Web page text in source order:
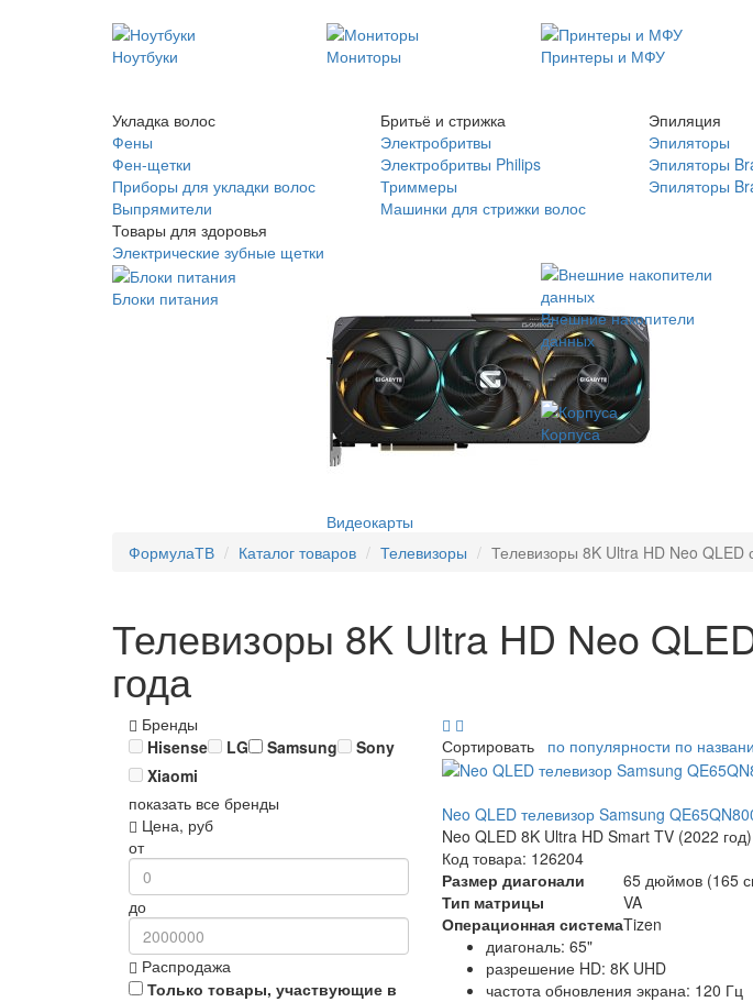
Ноутбуки Мониторы
Принтеры и МФУ
Укладка волос
Фены
Фен-щетки
Приборы для укладки волос
Выпрямители
Товары для здоровья
Электрические зубные щетки
Бритьё и стрижка
Электробритвы
Электробритвы Philips
Триммеры
Машинки для стрижки волос
Эпиляция
Эпиляторы
Эпиляторы
Эпиляторы
Блоки питания
Видеокарты
Внешние накопители
данных
Корпуса
ФормулаТВ Каталог товаров Телевизоры Телевизоры 8K Ultra HD Neo QLED
Телевизоры 8K Ultra HD Neo
года
Бренды
Hisense
LG Samsung
Sony
Xiaomi
показать все бренды
Цена, руб
от
до
Распродажа
Только товары, участвующие в
Сортировать по популярности по
Neo QLED телевизор Samsung
Neo QLED 8K Ultra HD Smart TV (2022 год)
Код товара: 126204
Размер диагонали
65 дюймов (165
Тип матрицы
VA
Операционная системаTizen
диагональ: 65"
разрешение HD: 8K UHD
частота обновления экрана: 120 Гц